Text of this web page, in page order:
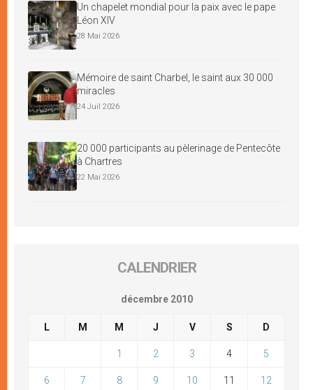
Un chapelet mondial pour la paix avec le pape
Léon XIV
28 Mai 2026
Mémoire de saint Charbel, le saint aux 30 000
miracles
24 Juil 2026
20 000 participants au pèlerinage de Pentecôte
à Chartres
22 Mai 2026
CALENDRIER
décembre 2010
L M M J V S D
1 2 3 4 5
6 7 8 9 10 11 12